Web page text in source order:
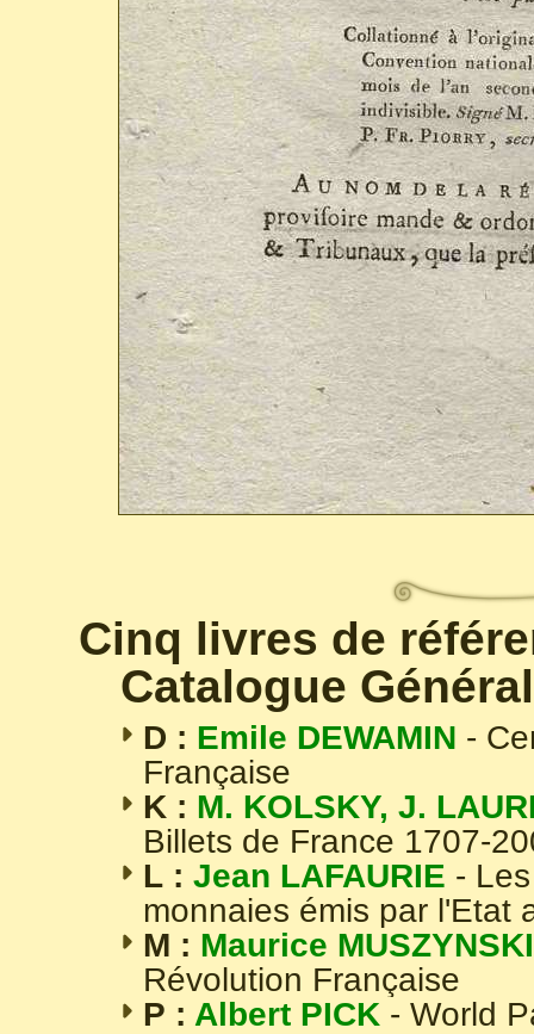
Cinq livres de
Catalogue
D : Emile DEWAMIN -
Française
K : M. KOLSKY, J.
Billets de France 1707-
L : Jean LAFAURIE -
monnaies émis par l'Etat
M : Maurice MUSZYNSKI
Révolution Française
P : Albert PICK - World